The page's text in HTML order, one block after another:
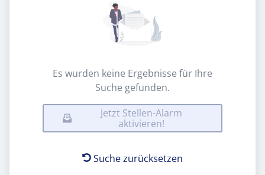
Es wurden keine Ergebnisse für Ihre
Suche gefunden.
Jetzt Stellen-Alarm
aktivieren!
Suche zurücksetzen